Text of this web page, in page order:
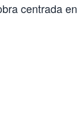
centrada en